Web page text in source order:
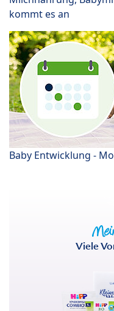
kommt es an
Baby Entwicklung -
Viele